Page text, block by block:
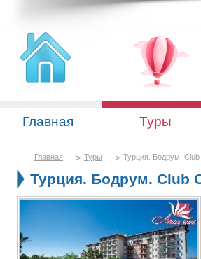
Главная Туры
Главная Туры Турция. Бодрум.
Турция. Бодрум. Club